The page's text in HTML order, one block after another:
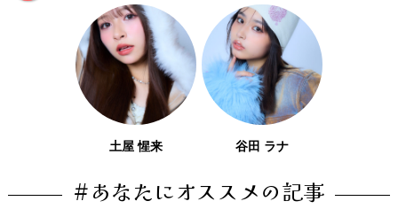
土屋 惺来 谷田 ラナ
#あなたにオススメの記事